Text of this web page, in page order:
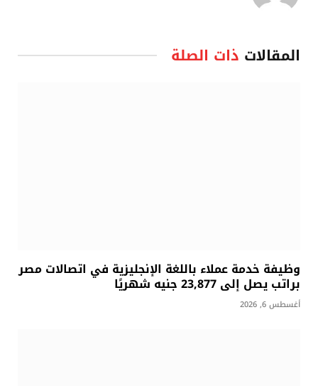
المقالات ذات الصلة
وظيفة خدمة عملاء باللغة الإنجليزية في اتصالات مصر
براتب يصل إلى 23,877 جنيه شهريًا
أغسطس 6, 2026